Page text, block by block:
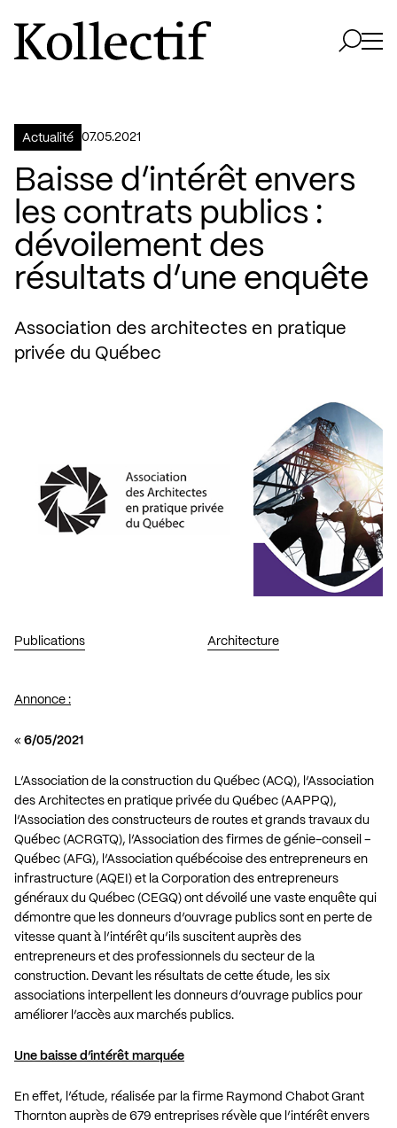
Aller à la page d'accueil
Logo Kollectif
Actualité 07.05.2021
Baisse d’intérêt envers
les contrats publics :
dévoilement des
résultats d’une enquête
Association des architectes en pratique
privée du Québec
Publications Architecture
Annonce :
« 6/05/2021
L’Association de la construction du Québec (ACQ), l’Association
des Architectes en pratique privée du Québec (AAPPQ),
l’Association des constructeurs de routes et grands travaux du
Québec (ACRGTQ), l’Association des firmes de génie-conseil –
Québec (AFG), l’Association québécoise des entrepreneurs en
infrastructure (AQEI) et la Corporation des entrepreneurs
généraux du Québec (CEGQ) ont dévoilé une vaste enquête qui
démontre que les donneurs d’ouvrage publics sont en perte de
vitesse quant à l’intérêt qu’ils suscitent auprès des
entrepreneurs et des professionnels du secteur de la
construction. Devant les résultats de cette étude, les six
associations interpellent les donneurs d’ouvrage publics pour
améliorer l’accès aux marchés publics.
Une baisse d’intérêt marquée
En effet, l’étude, réalisée par la firme Raymond Chabot Grant
Thornton auprès de 679 entreprises révèle que l’intérêt envers